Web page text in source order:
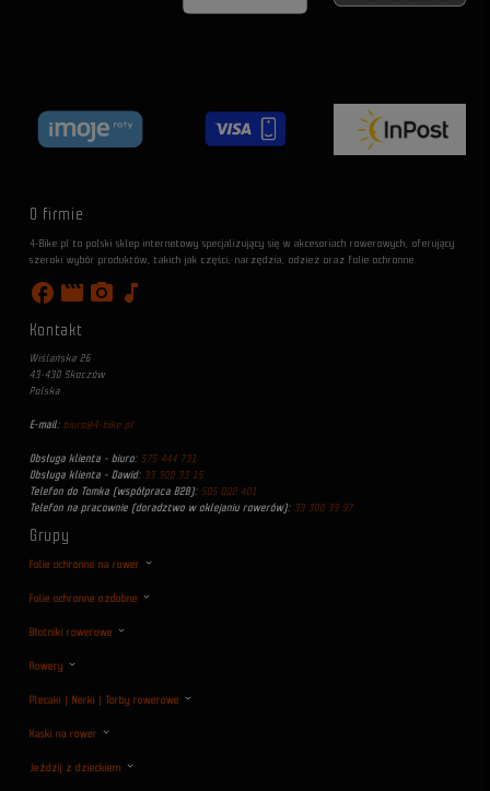
O firmie
4-Bike.pl to polski sklep internetowy specjalizujący się w akcesoriach rowerowych, oferujący
szeroki wybór produktów, takich jak części, narzędzia, odzież oraz folie ochronne.
facebook movie photo_camera music_note
Kontakt
Wiślańska 26
43-430 Skoczów
Polska
E-mail: biuro@4-bike.pl
Obsługa klienta - biuro: 575 444 731
Obsługa klienta - Dawid: 33 300 33 15
Telefon do Tomka (współpraca B2B): 505 002 401
Telefon na pracownie (doradztwo w oklejaniu rowerów): 33 300 33 97
Grupy
Folie ochronne na rower
Folie ochronne ozdobne
Błotniki rowerowe
Rowery
Plecaki | Nerki | Torby rowerowe
Kaski na rower
Jeździj z dzieckiem